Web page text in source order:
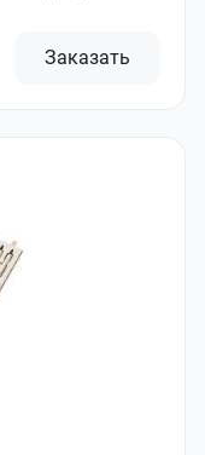
Заказать